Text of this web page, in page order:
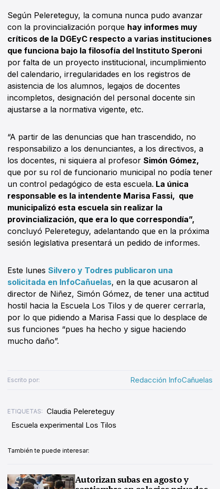
Según Pelereteguy, la comuna nunca pudo avanzar
con la provincialización porque hay informes muy
críticos de la DGEyC respecto a varias instituciones
que funciona bajo la filosofía del Instituto Speroni
por falta de un proyecto institucional, incumplimiento
del calendario, irregularidades en los registros de
asistencia de los alumnos, legajos de docentes
incompletos, designación del personal docente sin
ajustarse a la normativa vigente, etc.
“A partir de las denuncias que han trascendido, no
responsabilizo a los denunciantes, a los directivos, a
los docentes, ni siquiera al profesor Simón Gómez,
que por su rol de funcionario municipal no podía tener
un control pedagógico de esta escuela. La única
responsable es la intendente Marisa Fassi, que
municipalizó esta escuela sin realizar la
provincialización, que era lo que correspondía”,
concluyó Pelereteguy, adelantando que en la próxima
sesión legislativa presentará un pedido de informes.
Este lunes Silvero y Todres publicaron una
solicitada en InfoCañuelas, en la que acusaron al
director de Niñez, Simón Gómez, de tener una actitud
hostil hacia la Escuela Los Tilos y de querer cerrarla,
por lo que pidiendo a Marisa Fassi que lo desplace de
sus funciones “pues ha hecho y sigue haciendo
mucho daño”.
Escrito por: Redacción InfoCañuelas
ETIQUETAS: Claudia Pelereteguy
Escuela experimental Los Tilos
También te puede interesar:
Autorizan subas en agosto y